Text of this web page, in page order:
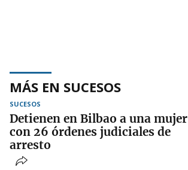
MÁS EN SUCESOS
SUCESOS
Detienen en Bilbao a una mujer
con 26 órdenes judiciales de
arresto